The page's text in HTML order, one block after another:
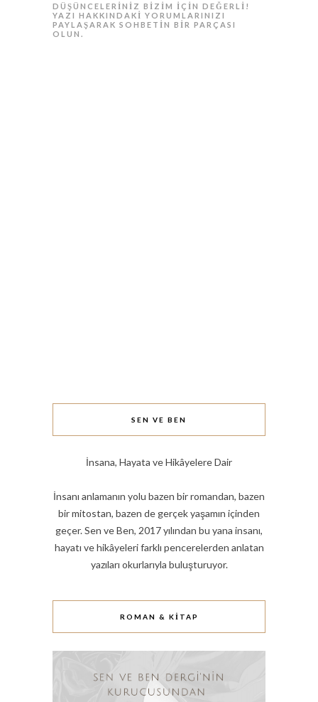
DÜŞÜNCELERINIZ BIZIM IÇIN DEĞERLI!
YAZI HAKKINDAKI YORUMLARINIZI
PAYLAŞARAK SOHBETIN BIR PARÇASI
OLUN.
SEN VE BEN
İnsana, Hayata ve Hikâyelere Dair
İnsanı anlamanın yolu bazen bir romandan, bazen
bir mitostan, bazen de gerçek yaşamın içinden
geçer. Sen ve Ben, 2017 yılından bu yana insanı,
hayatı ve hikâyeleri farklı pencerelerden anlatan
yazıları okurlarıyla buluşturuyor.
ROMAN & KITAP